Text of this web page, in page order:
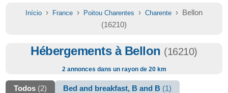
Início › France › Poitou Charentes › Charente › Bellon
(16210)
Hébergements à Bellon (16210)
2 annonces dans un rayon de 20 km
Todos (2) Bed and breakfast, B and B (1)